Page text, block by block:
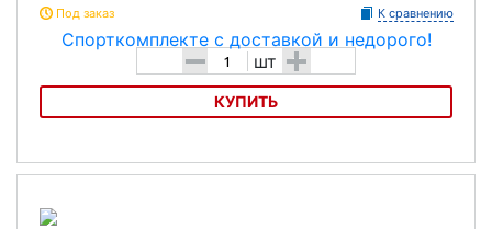
Под заказ К сравнению
- шт +
КУПИТЬ
Адаптер SIGMA 00344